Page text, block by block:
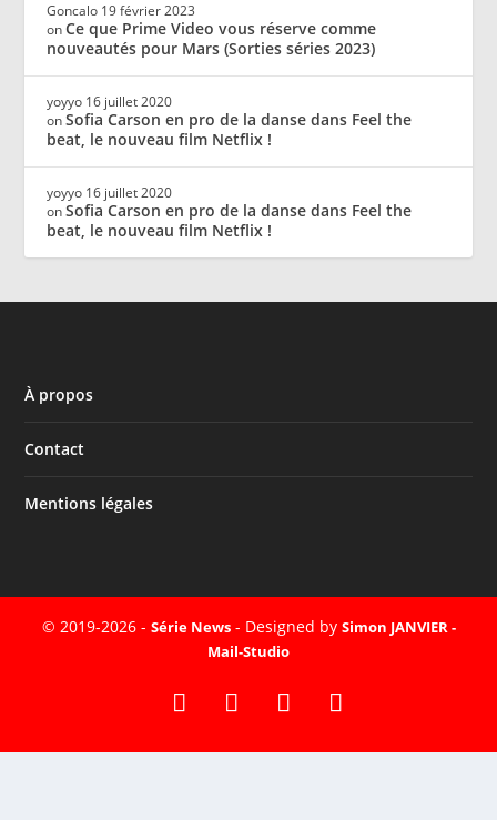
Goncalo 19 février 2023
onCe que Prime Video vous réserve comme
nouveautés pour Mars (Sorties séries 2023)
yoyyo 16 juillet 2020
onSofia Carson en pro de la danse dans Feel the
beat, le nouveau film Netflix !
yoyyo 16 juillet 2020
onSofia Carson en pro de la danse dans Feel the
beat, le nouveau film Netflix !
À propos
Contact
Mentions légales
© 2019-2026 - Série News- Designed by Simon JANVIER -
Mail-Studio